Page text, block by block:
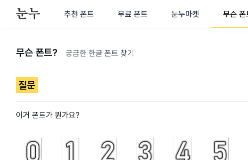
추천 폰트 무료 폰트 눈누마켓 무슨 폰
무슨 폰트? 궁금한 한글 폰트 찾기
질문
이거 폰트가 뭔가요?